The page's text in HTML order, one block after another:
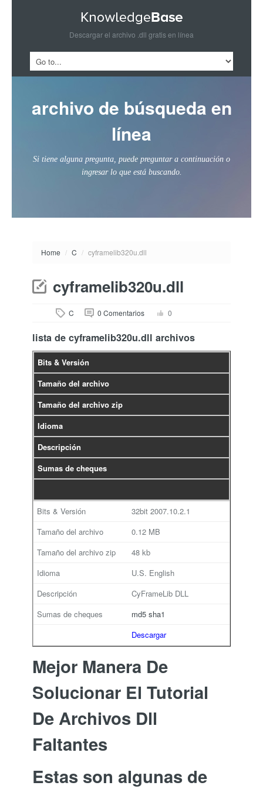
Descargar el archivo .dll gratis en línea
archivo de búsqueda en
línea
Si tiene alguna pregunta, puede preguntar a continuación o
ingresar lo que está buscando.
Home / C / cyframelib320u.dll
cyframelib320u.dll
C 0 Comentarios 0
lista de cyframelib320u.dll archivos
Bits & Versión
Tamaño del archivo
Tamaño del archivo zip
Idioma
Descripción
Sumas de cheques
32bit 2007.10.2.1
0.12 MB
48 kb
U.S. English
CyFrameLib DLL
md5 sha1
Descargar
Mejor Manera De
Solucionar El Tutorial
De Archivos Dll
Faltantes
Estas son algunas de